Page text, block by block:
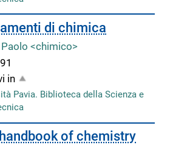
di chimica
<chimico>
in
Pavia. Biblioteca della Scienza e
of chemistry